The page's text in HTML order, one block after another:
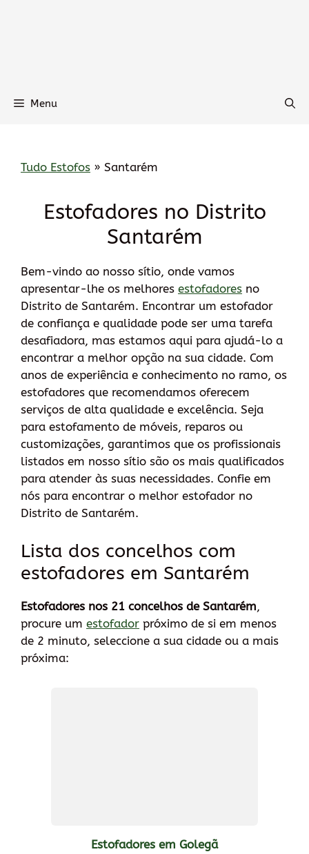
Menu
Tudo Estofos » Santarém
Estofadores no Distrito
Santarém
Bem-vindo ao nosso sítio, onde vamos
apresentar-lhe os melhores estofadores no
Distrito de Santarém. Encontrar um estofador
de confiança e qualidade pode ser uma tarefa
desafiadora, mas estamos aqui para ajudá-lo a
encontrar a melhor opção na sua cidade. Com
anos de experiência e conhecimento no ramo, os
estofadores que recomendamos oferecem
serviços de alta qualidade e excelência. Seja
para estofamento de móveis, reparos ou
customizações, garantimos que os profissionais
listados em nosso sítio são os mais qualificados
para atender às suas necessidades. Confie em
nós para encontrar o melhor estofador no
Distrito de Santarém.
Lista dos concelhos com
estofadores em Santarém
Estofadores nos 21 concelhos de Santarém,
procure um estofador próximo de si em menos
de 2 minuto, seleccione a sua cidade ou a mais
próxima:
Estofadores em Golegã